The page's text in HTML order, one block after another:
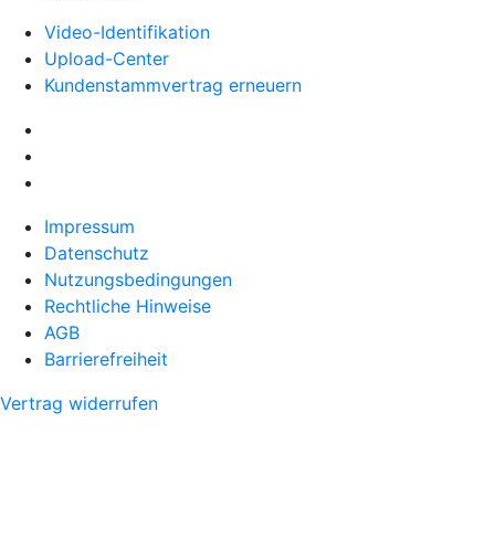
Video-Identifikation
Upload-Center
Kundenstammvertrag erneuern
Impressum
Datenschutz
Nutzungsbedingungen
Rechtliche Hinweise
AGB
Barrierefreiheit
Vertrag widerrufen